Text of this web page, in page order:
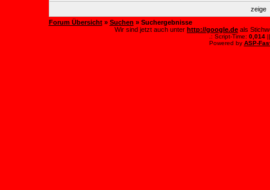
zeige
Forum Übersicht» Suchen » Suchergebnisse
Wir sind jetzt auch unter http://google.de als
.: Script-Time: 0,014||
Powered by ASP-